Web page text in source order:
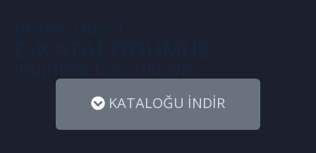
KATALOĞU İNDİR